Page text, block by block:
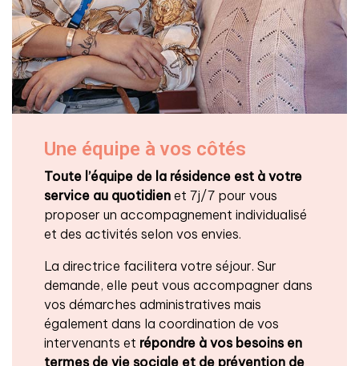
Une équipe à vos côtés
Toute l’équipe de la résidence est à votre
service au quotidien et 7j/7 pour vous
proposer un accompagnement individualisé
et des activités selon vos envies.
La directrice facilitera votre séjour. Sur
demande, elle peut vous accompagner dans
vos démarches administratives mais
également dans la coordination de vos
intervenants et répondre à vos besoins en
termes de vie sociale et de prévention de